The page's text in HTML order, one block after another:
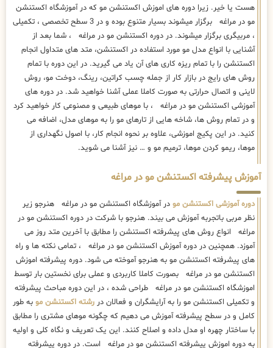
هست یا خیر. زیرا دوره های اموزش اکستنشن مو که در آموزشگاه اکستنشن
مو در مراغه برگزار میشوند بسیار متنوع بوده و در 3 سطح تخصصی ، تکمیلی
، مربیگری برگزار میشوند. در دوره اکستنشن مو در مراغه ، شما بعد از
آشنایی با انواع مدل مو مورد استفاده در اکستنشن، متد های متداول انجام
اکستنشن را با تمام ریزه کاری های آن یاد می گیرید. در این دوره با تمام
روش های رایج در بازار کار از جمله چسب کراتین، رینگ، دوخت مو، روش
لاینی و اتصال حرارتی به صورت کاملا عملی آشنا خواهید شد. در دوره های
آموزشی اکستنشن مو در مراغه ، با موهای طبیعی و مصنوعی کار خواهید کرد
و در تمام روش ها، شاخه هایی از تارهای مو را به موهای مدل، اضافه می
کنید. در این پکیج اموزشی، علاوه بر نحوه انجام کار، با اصول نگهداری از
موها، ریمو کردن موها، ترمیم مو و … نیز آشنا می شوید.
آموزش پیشرفته اکستنشن مو در مراغه
دوره آموزشی اکستنشن مو در آموزشگاه اکستنشن مو در مراغه هنرجو زیر
نظر مربی باتجربه آموزش می بیند. هنرجو با شرکت در دوره اکستنشن مو در
مراغه انواع روش های پیشرفته اکستنشن را مطابق با آخرین متد روز می
آموزد. همچنین در دوره آموزش اکستنشن مو در مراغه ، تمامی نکته ها و راه
های پیشرفته اکستنشن مو به هنرجو آموخته می شود. دوره پیشرفته اموزش
اکستنشن مو در مراغه بصورت کاملا کاربردی و عملی برای نخستین بار توسط
اموزشگاه اکستنشن مو در مراغه طراحی شده ، در این دوره مباحث پیشرفته
و تکمیلی اکستنشن مو را به آرایشگران و فعالان در رشته اکستنشن مو به طور
کامل و در سطح پیشرفته آموزش می دهیم که چگونه موهای مشتری را مطابق
با ساختار چهره او مدل داده و اصلاح کنند. این یک تعریف و نگاه کلی و اولیه
به دوره اموزش پیشرفته اکستنشن مو در مراغه است. در دوره پیشرفته